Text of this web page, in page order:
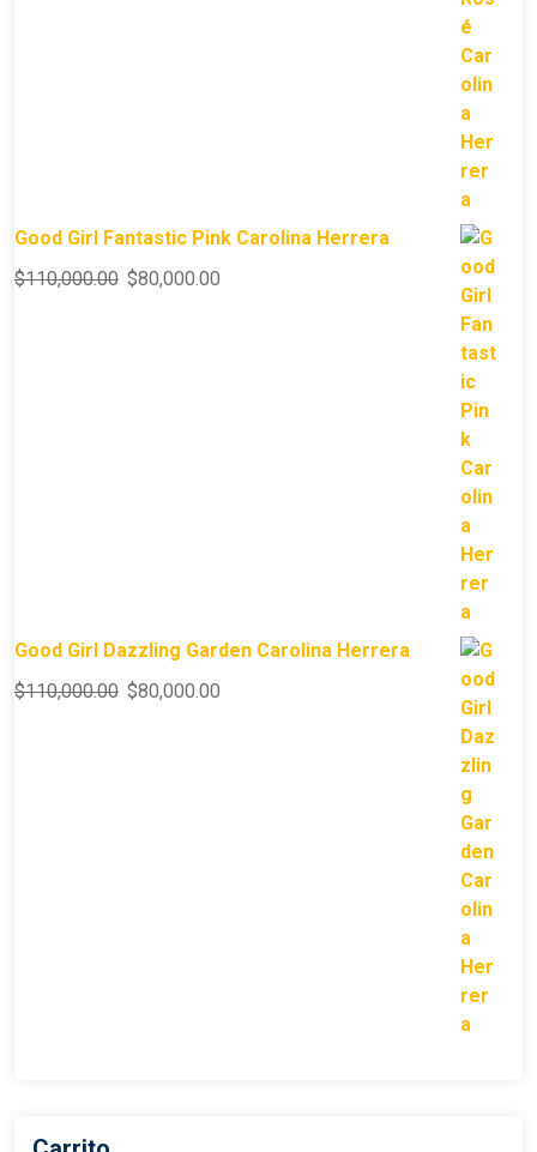
Good Girl Fantastic Pink Carolina Herrera
$110,000.00 $80,000.00
Good Girl Dazzling Garden Carolina Herrera
$110,000.00 $80,000.00